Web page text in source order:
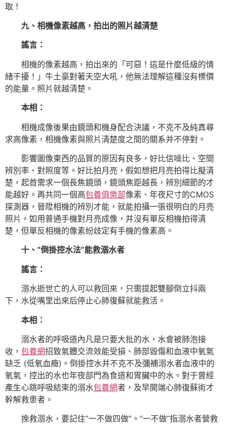
取！
九、相機像素越高，拍出的照片越清楚
謠言：
相機的像素越高，拍出來的「可惡！這是什麼低級的情
緒干擾！」牛土豪對著天空大吼，他無法理解這種沒有標價
的能量。照片就越清楚。
本相：
相機成像後果由鏡頭和機身配合決議，不克不及純真尋
求高像素，相機像素與照片清楚度之間的關系并不停對。
影響圖像東西的品質的原因有良多，好比信噪比、空間
辨別率、對照度等。好比拍月亮，假如想把月亮拍得比擬清
楚，起首需求一個長焦鏡頭，鏡頭焦距越長，辨別細節的才
能越好。再共同一個高包養俱樂部像素、年夜尺寸的CMOS
探測器，晉陞相機的辨別才能，就能拍攝一張很明白的月亮
照片。如用普通手機對月亮成像，并沒有單反相機拍得清
楚，但單反相機的像素紛歧定有手機的像素高。
十、“倒掛控水法”能救溺水者
謠言：
溺水逝世亡的人可以救回來，只需提起雙腳倒立抖兩
下，水從嘴里出來后停止心肺復蘇就能救活。
本相：
溺水者的呼吸道內凡是只要大批的水，水會被肺泡接
收， 包養網招致氣體交流效能受損、肺部毀傷和血液中氧氣
缺乏 (低氧血癥)。倒掛控水并不克不及彌補溺水者血液中的
氧氣，控出的水也年夜部門為食道和胃臟中的水。對于曾經
產生心跳呼吸結束的溺水包養網者，及早開端心肺復蘇術才
幹解救患者。
挽救溺水，要記住“一不做四做”。“一不做”指溺水者營救